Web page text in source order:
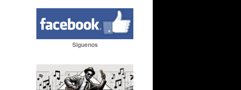
Siguenos